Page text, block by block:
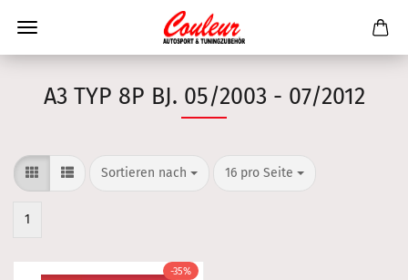
A3 TYP 8P BJ. 05/2003 - 07/2012
Sortieren nach
Sortieren nach 16 pro Seite
pro Seite
1
-35%